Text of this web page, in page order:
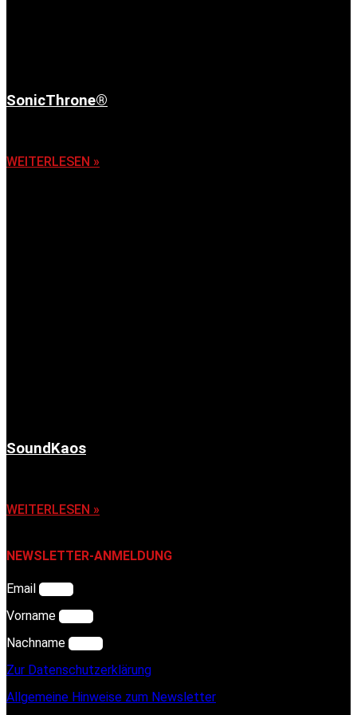
SonicThrone®
WEITERLESEN »
SoundKaos
WEITERLESEN »
NEWSLETTER-ANMELDUNG
Email
Vorname
Nachname
Zur Datenschutzerklärung
Allgemeine Hinweise zum Newsletter